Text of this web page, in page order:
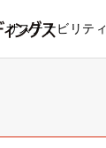
サステナビリティ